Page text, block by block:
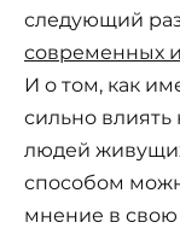
следующий
современных
И о том, как
сильно
людей
способом
мнение в свою